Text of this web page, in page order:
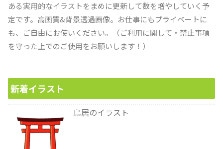
ある実用的なイラストをまめに更新して数を増やしていく予
定です。高画質&背景透過画像。お仕事にもプライベートに
も、ご自由にお使いください。（ご利用に関して・禁止事項
を守った上でのご使用をお願いします！）
新着イラスト
鳥居のイラスト